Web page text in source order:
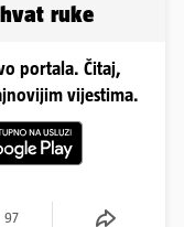
ruke
portala. Čitaj,
vijestima.
97